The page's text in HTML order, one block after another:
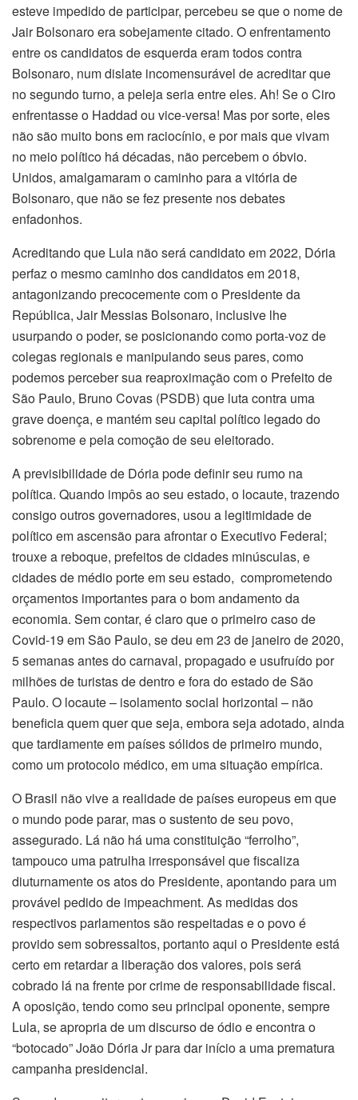
esteve impedido de participar, percebeu se que o nome de
Jair Bolsonaro era sobejamente citado. O enfrentamento
entre os candidatos de esquerda eram todos contra
Bolsonaro, num dislate incomensurável de acreditar que
no segundo turno, a peleja seria entre eles. Ah! Se o Ciro
enfrentasse o Haddad ou vice-versa! Mas por sorte, eles
não são muito bons em raciocínio, e por mais que vivam
no meio político há décadas, não percebem o óbvio.
Unidos, amalgamaram o caminho para a vitória de
Bolsonaro, que não se fez presente nos debates
enfadonhos.
Acreditando que Lula não será candidato em 2022, Dória
perfaz o mesmo caminho dos candidatos em 2018,
antagonizando precocemente com o Presidente da
República, Jair Messias Bolsonaro, inclusive lhe
usurpando o poder, se posicionando como porta-voz de
colegas regionais e manipulando seus pares, como
podemos perceber sua reaproximação com o Prefeito de
São Paulo, Bruno Covas (PSDB) que luta contra uma
grave doença, e mantém seu capital político legado do
sobrenome e pela comoção de seu eleitorado.
A previsibilidade de Dória pode definir seu rumo na
política. Quando impôs ao seu estado, o locaute, trazendo
consigo outros governadores, usou a legitimidade de
político em ascensão para afrontar o Executivo Federal;
trouxe a reboque, prefeitos de cidades minúsculas, e
cidades de médio porte em seu estado, comprometendo
orçamentos importantes para o bom andamento da
economia. Sem contar, é claro que o primeiro caso de
Covid-19 em São Paulo, se deu em 23 de janeiro de 2020,
5 semanas antes do carnaval, propagado e usufruído por
milhões de turistas de dentro e fora do estado de São
Paulo. O locaute – isolamento social horizontal – não
beneficia quem quer que seja, embora seja adotado, ainda
que tardiamente em países sólidos de primeiro mundo,
como um protocolo médico, em uma situação empírica.
O Brasil não vive a realidade de países europeus em que
o mundo pode parar, mas o sustento de seu povo,
assegurado. Lá não há uma constituição “ferrolho”,
tampouco uma patrulha irresponsável que fiscaliza
diuturnamente os atos do Presidente, apontando para um
provável pedido de impeachment. As medidas dos
respectivos parlamentos são respeitadas e o povo é
provido sem sobressaltos, portanto aqui o Presidente está
certo em retardar a liberação dos valores, pois será
cobrado lá na frente por crime de responsabilidade fiscal.
A oposição, tendo como seu principal oponente, sempre
Lula, se apropria de um discurso de ódio e encontra o
“botocado” João Dória Jr para dar início a uma prematura
campanha presidencial.